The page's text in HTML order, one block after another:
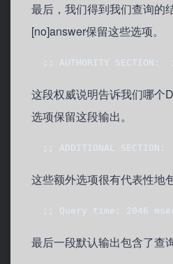
最后，我们得到我们查询的
[no]answer保留这些选项。
;; AUTHORITY SECTION:
这段权威说明告诉我们哪个
选项保留这段输出。
;; ADDITIONAL SECTION:
这些额外选项很有代表性地
;; Query time: 2046
最后一段默认输出包含了查